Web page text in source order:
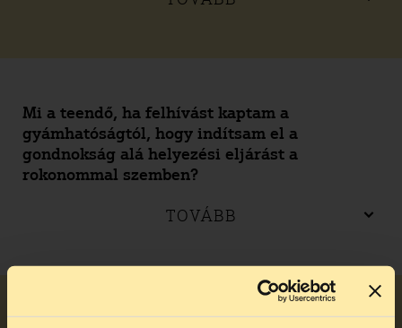
Mi a teendő, ha felhívást kaptam a
gyámhatóságtól, hogy indítsam el a
gondnokság alá helyezési eljárást a
rokonommal szemben?
TOVÁBB